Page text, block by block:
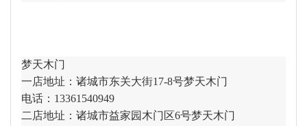
梦天木门
一店地址：诸城市东关大街17-8号梦天木门
电话：13361540949
二店地址：诸城市益家园木门区6号梦天木门